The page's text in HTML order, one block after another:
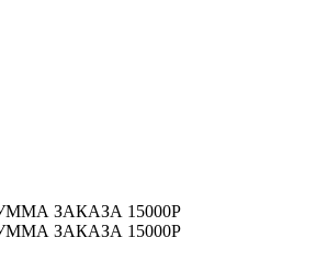
ЗАКАЗА 15000Р
ЗАКАЗА 15000Р